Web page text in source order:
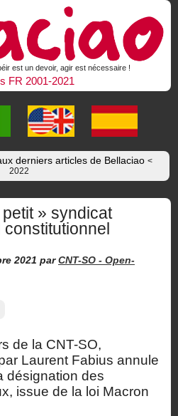
est un devoir, agir est nécessaire !
FR 2001-2021
derniers articles de Bellaciao <
2022
» syndicat
2021 par CNT-SO - Open-
de la CNT-SO,
Laurent Fabius annule
désignation des
issue de la loi Macron